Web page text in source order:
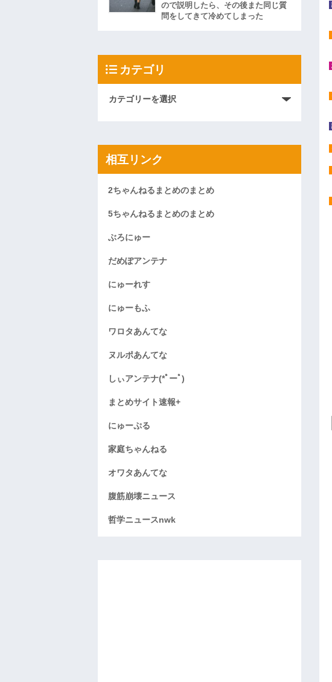
ので説明したら、その後また同じ質
問をしてきて冷めてしまった
カテゴリ
相互リンク
2ちゃんねるまとめのまとめ
5ちゃんねるまとめのまとめ
ぶろにゅー
だめぽアンテナ
にゅーれす
にゅーもふ
ワロタあんてな
ヌルポあんてな
しぃアンテナ(*ﾟーﾟ)
まとめサイト速報+
にゅーぷる
家庭ちゃんねる
オワタあんてな
腹筋崩壊ニュース
哲学ニュースnwk